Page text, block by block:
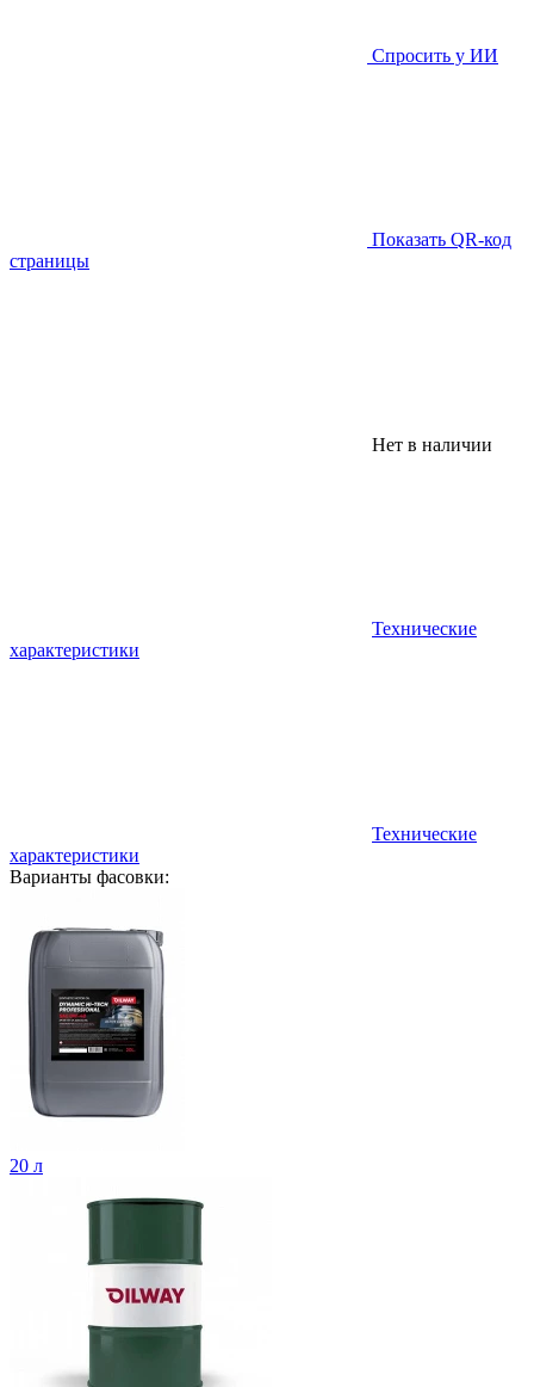
Спросить у ИИ
Показать QR-код
страницы
Нет в наличии
Технические
характеристики
Технические
характеристики
Варианты фасовки:
20 л